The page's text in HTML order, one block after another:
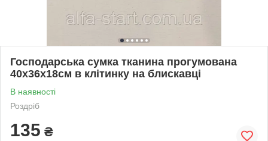
Господарська сумка тканина прогумована
40х36х18см в клітинку на блискавці
В наявності
Роздріб
135 ₴